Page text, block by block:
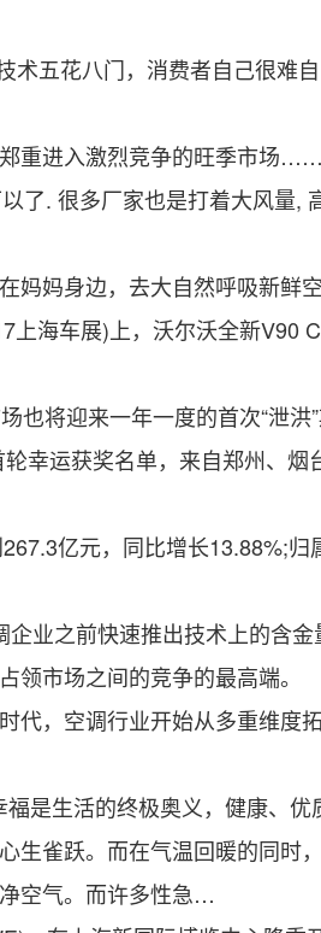
五花八门，消费者自己很难
重进入激烈竞争的旺季市场……
. 很多厂家也是打着大风量,
妈身边，去大自然呼吸新鲜
海车展)上，沃尔沃全新V90
也将迎来一年一度的首次“泄
运获奖名单，来自郑州、烟
亿元，同比增长13.88%;归
之前快速推出技术上的含
市场之间的竞争的最高端。
，空调行业开始从多重维度
是生活的终极奥义，健康、
雀跃。而在气温回暖的同时
空气。而许多性急…